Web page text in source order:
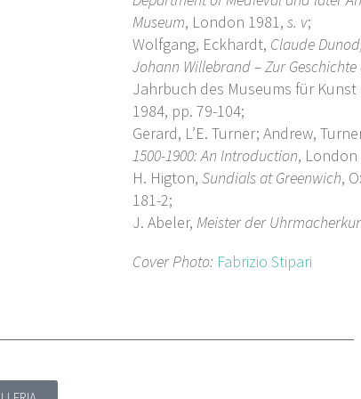
Museum, London 1981,s. v;
Wolfgang, Eckhardt, Claude
Johann Willebrand – Zur
Jahrbuch des Museums für
1984, pp. 79-104;
Gerard, L’E. Turner; Andrew,
1500-1900: An Introduction, London
H. Higton,Sundials at Greenwich,
181-2;
J. Abeler, Meister der
Cover Photo: Fabrizio Stipari